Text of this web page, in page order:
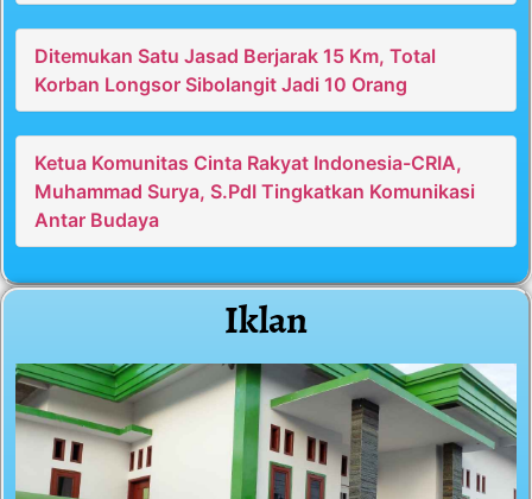
Ditemukan Satu Jasad Berjarak 15 Km, Total
Korban Longsor Sibolangit Jadi 10 Orang
Ketua Komunitas Cinta Rakyat Indonesia-CRIA,
Muhammad Surya, S.PdI Tingkatkan Komunikasi
Antar Budaya
Iklan